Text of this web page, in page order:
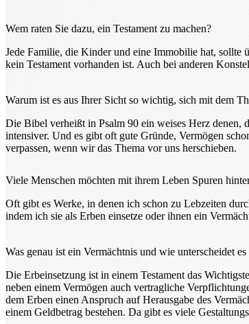
Wem raten Sie dazu, ein Testament zu machen?
Jede Familie, die Kinder und eine Immobilie hat, sollte
kein Testament vorhanden ist. Auch bei anderen
Warum ist es aus Ihrer Sicht so wichtig, sich mit dem
Die Bibel verheißt in Psalm 90 ein weises Herz denen,
intensiver. Und es gibt oft gute Gründe, Vermögen
verpassen, wenn wir das Thema vor uns herschieben.
Viele Menschen möchten mit ihrem Leben Spuren
Oft gibt es Werke, in denen ich schon zu Lebzeiten
indem ich sie als Erben einsetze oder ihnen ein
Was genau ist ein Vermächtnis und wie unterscheidet
Die Erbeinsetzung ist in einem Testament das
neben einem Vermögen auch vertragliche
dem Erben einen Anspruch auf Herausgabe des
einem Geldbetrag bestehen. Da gibt es viele